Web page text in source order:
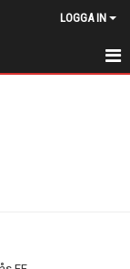
LOGGA IN